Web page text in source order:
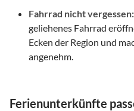
Fahrrad nicht vergessen:
geliehenes Fahrrad
Ecken der Region und
angenehm.
Ferienunterkünfte